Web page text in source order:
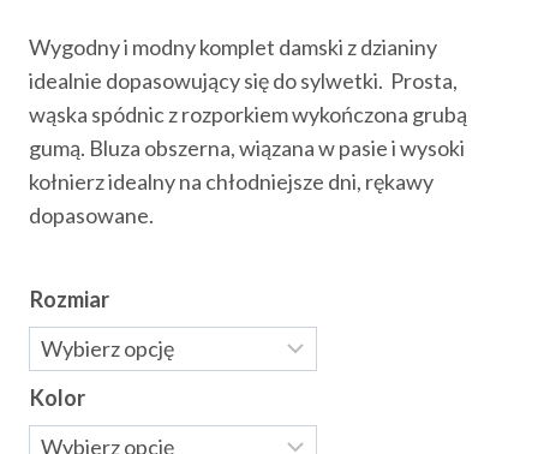
wynosiła:
279.00 zł.
wynosi:
149.00 zł.
Wygodny i modny komplet damski z dzianiny
idealnie dopasowujący się do sylwetki. Prosta,
wąska spódnic z rozporkiem wykończona grubą
gumą. Bluza obszerna, wiązana w pasie i wysoki
kołnierz idealny na chłodniejsze dni, rękawy
dopasowane.
Rozmiar
Kolor